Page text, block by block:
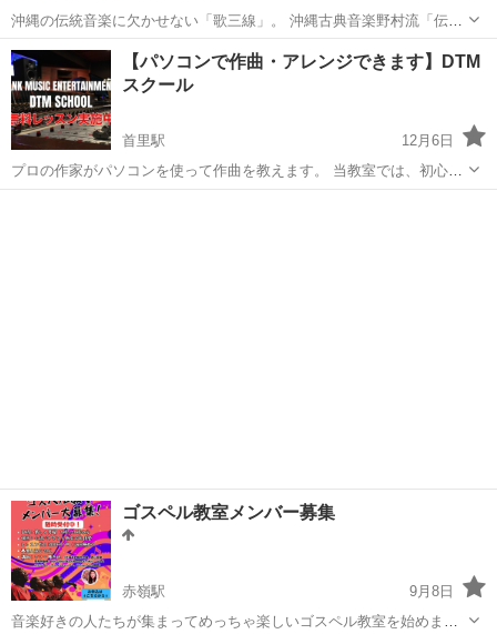
沖縄の伝統音楽に欠かせない「歌三線」。 沖縄古典音楽野村流「伝承
者」の先生による丁寧なおけいこで、楽しみながら上達しませんか？
山田先生は東京出身ながら、三線を始めて27年のベテラン。 野村流伝
統音楽協会の役員を務...
沖縄 豊見城市 奥武山公園駅
【パソコンで作曲・アレンジできます】DTM
スクール
首里駅
12月6日
プロの作家がパソコンを使って作曲を教えます。 当教室では、初心者
の方から経験者まで、DTM（デスクトップミュージック）の基礎から
ゴスペル教室メンバー募集
赤嶺駅
9月8日
音楽好きの人たちが集まってめっちゃ楽しいゴスペル教室を始めまし